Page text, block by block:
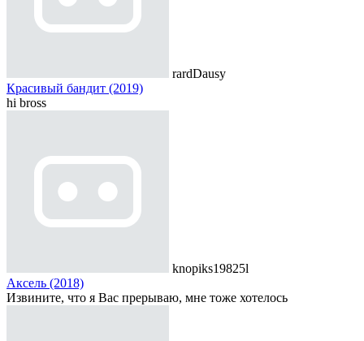
rardDausy
Красивый бандит (2019)
hi bross
knopiks19825l
Аксель (2018)
Извините, что я Вас прерываю, мне тоже хотелось